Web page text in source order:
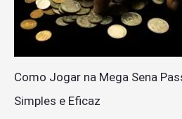
Como Jogar na Mega Sena
Simples e Eficaz